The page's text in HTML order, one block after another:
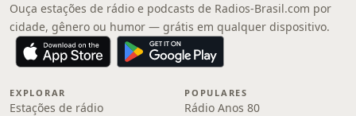
Ouça estações de rádio e podcasts de Radios-Brasil.com por
cidade, gênero ou humor — grátis em qualquer dispositivo.
EXPLORAR
Estações de rádio
POPULARES
Rádio Anos 80